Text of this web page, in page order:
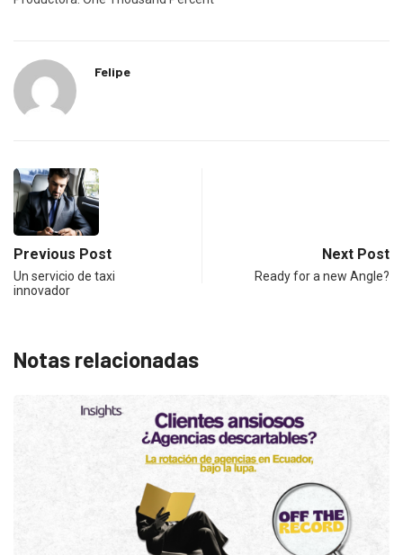
Felipe
Previous Post
Un servicio de taxi
innovador
Next Post
Ready for a new Angle?
Notas relacionadas